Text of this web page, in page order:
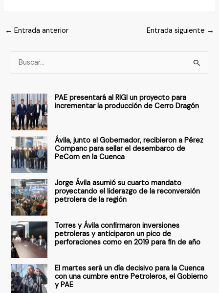
← Entrada anterior Entrada siguiente →
u
c
a
r
o
r
:
PAE presentará al RIGI un proyecto para
incrementar la producción de Cerro Dragón
Ávila, junto al Gobernador, recibieron a Pérez
Companc para sellar el desembarco de
PeCom en la Cuenca
Jorge Ávila asumió su cuarto mandato
proyectando el liderazgo de la reconversión
petrolera de la región
Torres y Ávila confirmaron inversiones
petroleras y anticiparon un pico de
perforaciones como en 2019 para fin de año
El martes será un día decisivo para la Cuenca
con una cumbre entre Petroleros, el Gobierno
y PAE